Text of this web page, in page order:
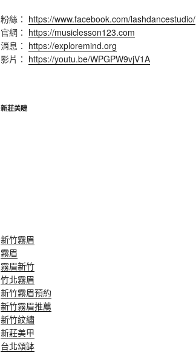
粉絲： https://www.facebook.com/lashdancestudio/
官網： https://musiclesson123.com
消息： https://exploremind.org
影片： https://youtu.be/WPGPW9vjV1A
新莊美睫
新竹霧眉
霧眉
霧眉新竹
竹北霧眉
新竹霧眉預約
新竹霧眉推薦
新竹紋繡
新莊美甲
台北頌缽